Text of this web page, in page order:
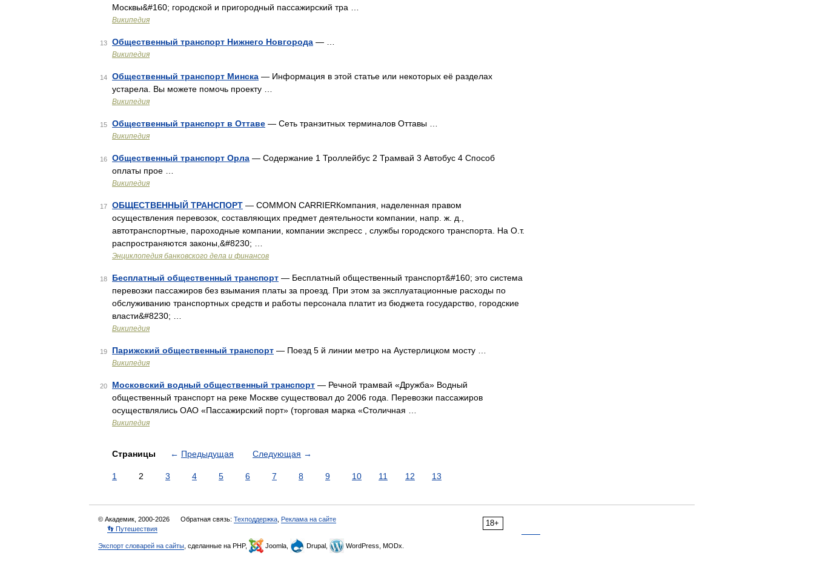
Москвы&#160; городской и пригородный пассажирский тра …
Википедия
13 Общественный транспорт Нижнего Новгорода — …
Википедия
14 Общественный транспорт Минска — Информация в этой статье или некоторых её разделах
устарела. Вы можете помочь проекту …
Википедия
15 Общественный транспорт в Оттаве — Сеть транзитных терминалов Оттавы …
Википедия
16 Общественный транспорт Орла — Содержание 1 Троллейбус 2 Трамвай 3 Автобус 4 Способ
оплаты прое …
Википедия
17 ОБЩЕСТВЕННЫЙ ТРАНСПОРТ — COMMON CARRIERКомпания, наделенная правом
осуществления перевозок, составляющих предмет деятельности компании, напр. ж. д.,
автотранспортные, пароходные компании, компании экспресс , службы городского транспорта. На О.т.
распространяются законы,&#8230; …
Энциклопедия банковского дела и финансов
18 Бесплатный общественный транспорт — Бесплатный общественный транспорт&#160; это система
перевозки пассажиров без взымания платы за проезд. При этом за эксплуатационные расходы по
обслуживанию транспортных средств и работы персонала платит из бюджета государство, городские
власти&#8230; …
Википедия
19 Парижский общественный транспорт — Поезд 5 й линии метро на Аустерлицком мосту …
Википедия
20 Московский водный общественный транспорт — Речной трамвай «Дружба» Водный
общественный транспорт на реке Москве существовал до 2006 года. Перевозки пассажиров
осуществлялись ОАО «Пассажирский порт» (торговая марка «Столичная …
Википедия
Страницы ← Предыдущая Следующая →
1 2 3 4 5 6 7 8 9 10 11 12 13
18+
© Академик, 2000-2026 Обратная связь: Техподдержка Реклама на сайте
👣 Путешествия
Экспорт словарей на сайты , сделанные на PHP, Joomla, Drupal, WordPress, MODx.